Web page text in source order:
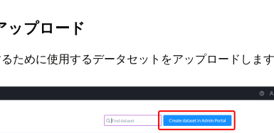
ップロード
ために使用するデータセットをアップロードしま